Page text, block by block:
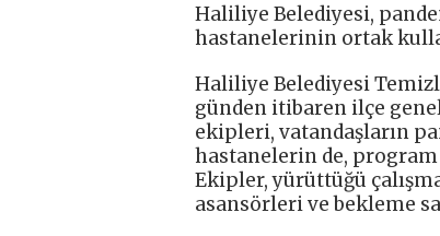
Haliliye Belediyesi,
hastanelerinin ortak
Haliliye Belediyesi
günden itibaren ilçe
ekipleri, vatandaşların
hastanelerin de,
Ekipler, yürüttüğü
asansörleri ve bekleme